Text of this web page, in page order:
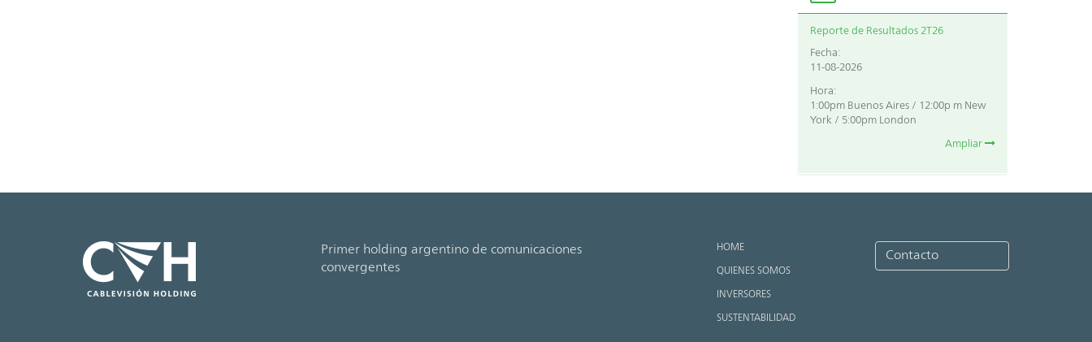
Reporte de Resultados 2T26
Fecha:
11-08-2026
Hora:
1:00pm Buenos Aires / 12:00p m New
York / 5:00pm London
Ampliar
Primer holding argentino de comunicaciones
convergentes
HOME
QUIENES SOMOS
INVERSORES
SUSTENTABILIDAD
Contacto